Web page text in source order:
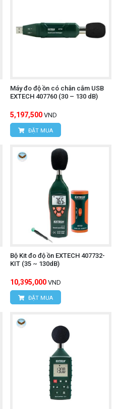
Máy đo độ ồn có chân cắm USB
EXTECH 407760 (30 – 130 dB)
5,197,500 VND
ĐẶT MUA
Bộ Kit đo độ ồn EXTECH 407732-
KIT (35 ~ 130dB)
10,395,000 VND
ĐẶT MUA